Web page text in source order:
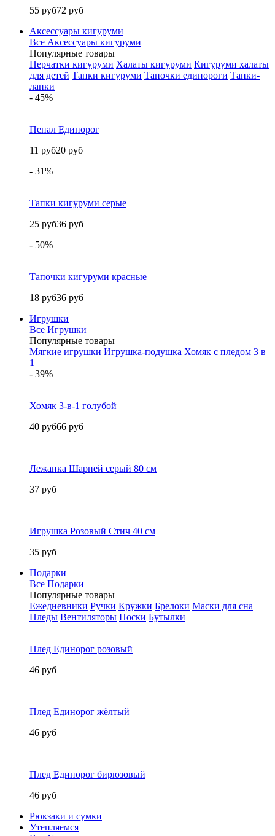
55 руб72 руб
Аксессуары кигуруми
Все Аксессуары кигуруми
Популярные товары
Перчатки кигуруми Халаты кигуруми Кигуруми халаты
для детей Тапки кигуруми Тапочки единороги Тапки-
лапки
- 45%
Пенал Единорог
11 руб20 руб
- 31%
Тапки кигуруми серые
25 руб36 руб
- 50%
Тапочки кигуруми красные
18 руб36 руб
Игрушки
Все Игрушки
Популярные товары
Мягкие игрушки Игрушка-подушка Хомяк с пледом 3 в
1
- 39%
Хомяк 3-в-1 голубой
40 руб66 руб
Лежанка Шарпей серый 80 см
37 руб
Игрушка Розовый Стич 40 см
35 руб
Подарки
Все Подарки
Популярные товары
Ежедневники Ручки Кружки Брелоки Маски для сна
Пледы Вентиляторы Носки Бутылки
Плед Единорог розовый
46 руб
Плед Единорог жёлтый
46 руб
Плед Единорог бирюзовый
46 руб
Рюкзаки и сумки
Утепляемся